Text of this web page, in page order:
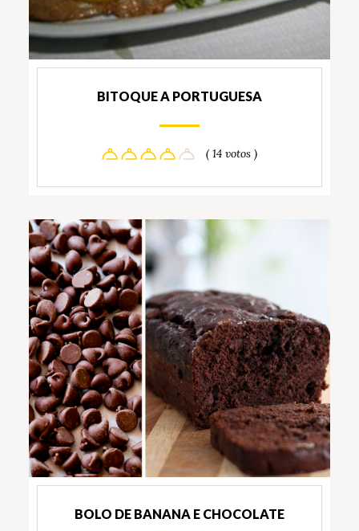
BITOQUE A PORTUGUESA
( 14 votos )
BOLO DE BANANA E CHOCOLATE